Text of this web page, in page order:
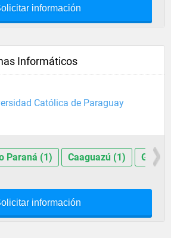
información
Informáticos
Católica de Paraguay
Paraná (1) Caaguazú (1)
información